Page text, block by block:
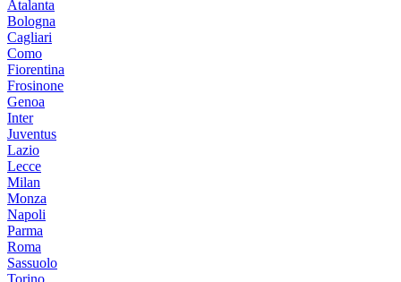
Atalanta
Bologna
Cagliari
Como
Fiorentina
Frosinone
Genoa
Inter
Juventus
Lazio
Lecce
Milan
Monza
Napoli
Parma
Roma
Sassuolo